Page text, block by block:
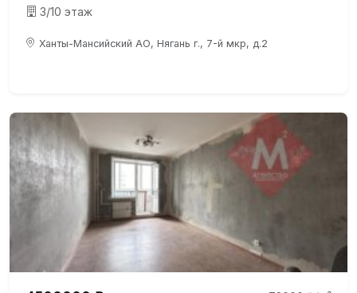
3/10 этаж
Ханты-Мансийский АО, Нягань г., 7-й мкр, д.2